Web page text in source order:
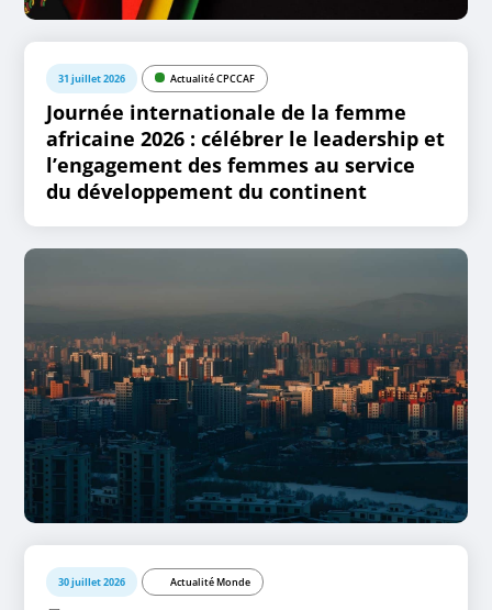
31 juillet 2026 Actualité CPCCAF
Journée internationale de la femme
africaine 2026 : célébrer le leadership et
l’engagement des femmes au service
du développement du continent
30 juillet 2026 Actualité Monde